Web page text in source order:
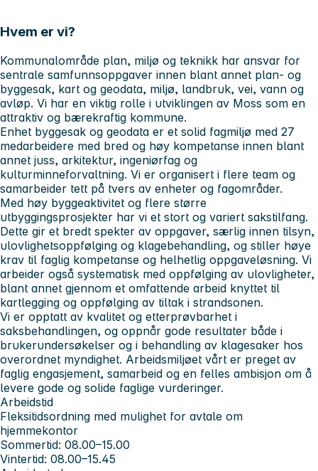
Hvem er vi?
Kommunalområde plan, miljø og teknikk har ansvar for
sentrale samfunnsoppgaver innen blant annet plan- og
byggesak, kart og geodata, miljø, landbruk, vei, vann og
avløp. Vi har en viktig rolle i utviklingen av Moss som en
attraktiv og bærekraftig kommune.
Enhet byggesak og geodata er et solid fagmiljø med 27
medarbeidere med bred og høy kompetanse innen blant
annet juss, arkitektur, ingeniørfag og
kulturminneforvaltning. Vi er organisert i flere team og
samarbeider tett på tvers av enheter og fagområder.
Med høy byggeaktivitet og flere større
utbyggingsprosjekter har vi et stort og variert sakstilfang.
Dette gir et bredt spekter av oppgaver, særlig innen tilsyn,
ulovlighetsoppfølging og klagebehandling, og stiller høye
krav til faglig kompetanse og helhetlig oppgaveløsning. Vi
arbeider også systematisk med oppfølging av ulovligheter,
blant annet gjennom et omfattende arbeid knyttet til
kartlegging og oppfølging av tiltak i strandsonen.
Vi er opptatt av kvalitet og etterprøvbarhet i
saksbehandlingen, og oppnår gode resultater både i
brukerundersøkelser og i behandling av klagesaker hos
overordnet myndighet. Arbeidsmiljøet vårt er preget av
faglig engasjement, samarbeid og en felles ambisjon om å
levere gode og solide faglige vurderinger.
Arbeidstid
Fleksitidsordning med mulighet for avtale om
hjemmekontor
Sommertid: 08.00–15.00
Vintertid: 08.00–15.45